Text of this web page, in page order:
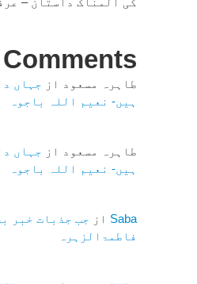
طاہرہ مسعود از جہاں
ہیں- نعیم اللہ باجوہ
طاہرہ مسعود از جہاں
ہیں- نعیم اللہ باجوہ
Saba از جب جذبات خبر
فاطمۃالزہرہ